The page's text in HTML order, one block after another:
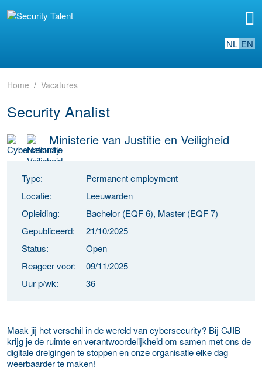
NL EN
Home Vacatures
Security Analist
Ministerie van Justitie en Veiligheid
Type:
Permanent employment
Locatie:
Leeuwarden
Opleiding:
Bachelor (EQF 6), Master (EQF 7)
Gepubliceerd:
21/10/2025
Status:
Open
Reageer voor:
09/11/2025
Uur p/wk:
36
Maak jij het verschil in de wereld van cybersecurity? Bij CJIB
krijg je de ruimte en verantwoordelijkheid om samen met ons de
digitale dreigingen te stoppen en onze organisatie elke dag
weerbaarder te maken!